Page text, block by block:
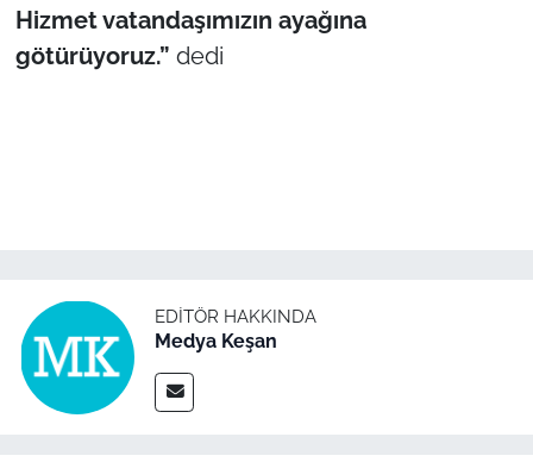
Hizmet vatandaşımızın ayağına
götürüyoruz.” dedi
EDITÖR HAKKINDA
Medya Keşan